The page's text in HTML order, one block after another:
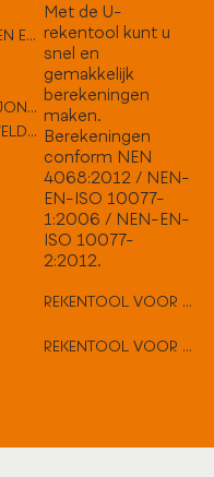
AANSLAGLATTEN EN TUSSENOPLOSSINGEN
KADER EN VERJONGEN
SIERLIJST EN WELDORPELS
Met de U-
rekentool kunt u
snel en
gemakkelijk
berekeningen
maken.
Berekeningen
conform NEN
4068:2012 / NEN-
EN-ISO 10077-
1:2006 / NEN-EN-
ISO 10077-
2:2012.
REKENTOOL VOOR VLAKKE DEUREN
REKENTOOL VOOR HARD HOUTEN DEUREN